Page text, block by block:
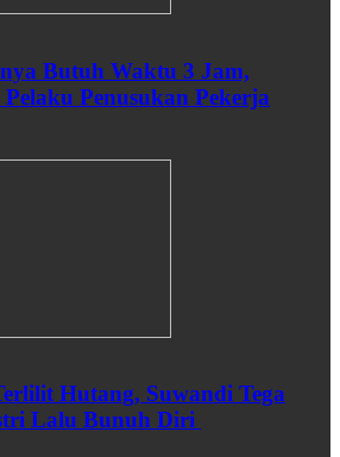
Butuh Waktu 3 Jam,
Penusukan Pekerja
Hutang, Suwandi Tega
Lalu Bunuh Diri